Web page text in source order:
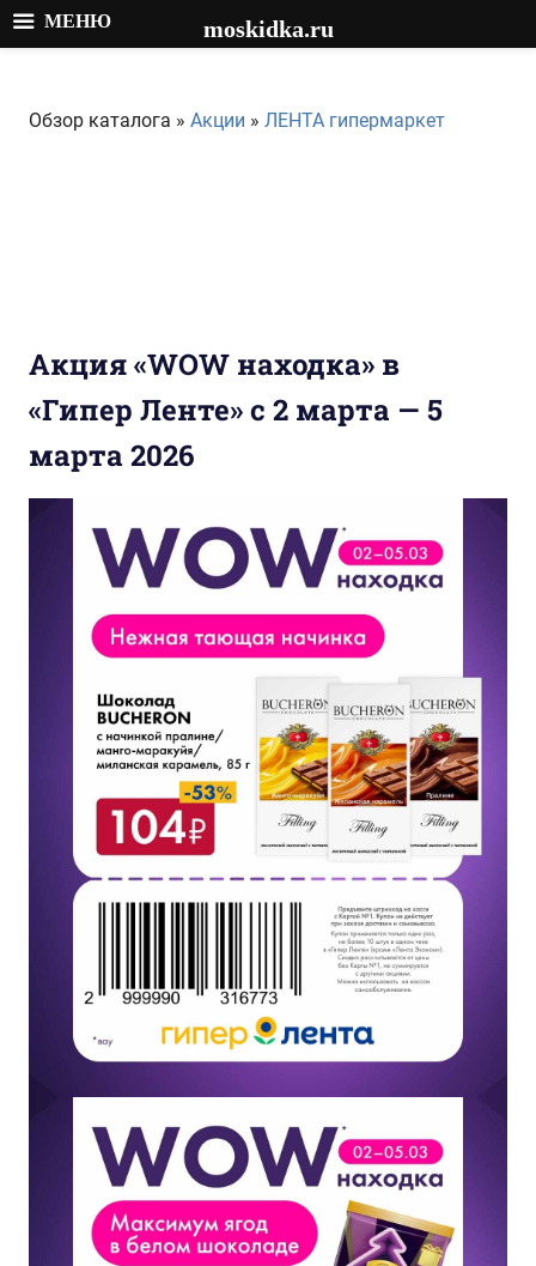
содержимому
Обзор каталога » Акции » ЛЕНТА гипермаркет
Акция «WOW находка» в
«Гипер Ленте» с 2 марта — 5
марта 2026
МЕНЮ moskidka.ru